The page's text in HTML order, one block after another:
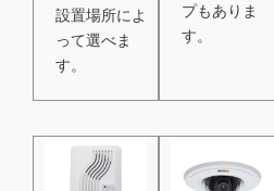
設置場所によ
って選べま
す。
プもありま
す。